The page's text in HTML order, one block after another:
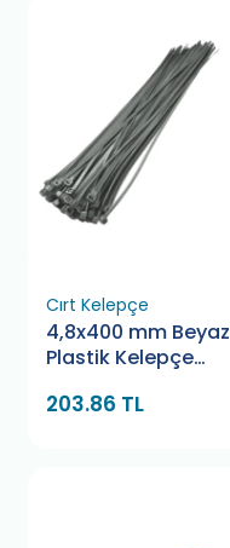
Cırt Kelepçe
4,8x400 mm Beyaz
Plastik Kelepçe
203.86 TL